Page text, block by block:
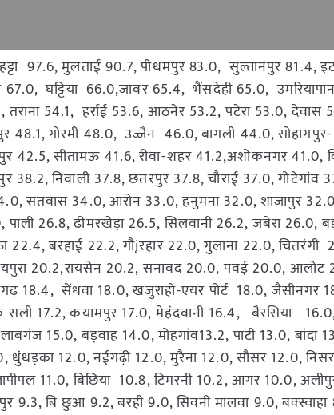
97.6, मुलताई 90.7, पीथमपुर 83.0, सुल्तानपुर 81.4,
घट्टिया 66.0,जावर 65.4, भैंसदेही 65.0,
54.1, हर्राई 53.6, आठनेर 53.2, पटेरा 53.0, देवास
गोरमी 48.0, उज्जैन 46.0, बागली 44.0, सोहागपुर-
सीतामऊ 41.6, रीवा-शहर 41.2,अशोकनगर 41.0,
38.2, निवाली 37.8, छतरपुर 37.8, चौराई 37.0, गोटेगांव
सतवास 34.0, आरोन 33.0, हनुमना 32.0, शाजापुर
26.8, ढीमरखेड़ा 26.5, सिलवानी 26.2, जबेरा 26.0,
बरहाई 22.2, गौįरहार 22.0, गुलाना 22.0, चितरंगी
20.2,रायसेन 20.2, सनावद 20.0, पवई 20.0, आलोट
18.4, सेंधवा 18.0, खजुराहो-एयर पोर्ट 18.0, जैसीनगर
17.2, कयामपुर 17.0, मेहंदवानी 16.4, बैरसिया
15.0, बड़वाह 14.0, मोहगांव13.2, पाटी 13.0, बांदा
धुंधड़का 12.0, नईगढ़ी 12.0, मुरैना 12.0, सौसर 12.0,
11.0, बिछिया 10.8, टिमरनी 10.2, आगर 10.0,
9.3, बि छुआ 9.2, बरही 9.0, सिवनी मालवा 9.0,